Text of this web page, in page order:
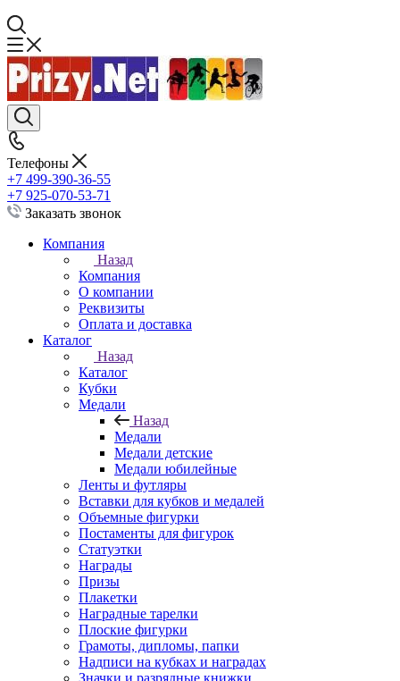
Телефоны
+7 499-390-36-55
+7 925-070-53-71
Заказать звонок
Компания
Назад
Компания
О компании
Реквизиты
Оплата и доставка
Каталог
Назад
Каталог
Кубки
Медали
Назад
Медали
Медали детские
Медали юбилейные
Ленты и футляры
Вставки для кубков и медалей
Объемные фигурки
Постаменты для фигурок
Статуэтки
Награды
Призы
Плакетки
Наградные тарелки
Плоские фигурки
Грамоты, дипломы, папки
Надписи на кубках и наградах
Значки и разрядные книжки